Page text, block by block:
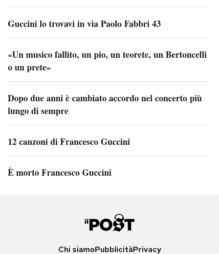
Guccini lo trovavi in via Paolo Fabbri 43
«Un musico fallito, un pio, un teorete, un Bertoncelli
o un prete»
Dopo due anni è cambiato accordo nel concerto più
lungo di sempre
12 canzoni di Francesco Guccini
È morto Francesco Guccini
Chi siamoPubblicitàPrivacy